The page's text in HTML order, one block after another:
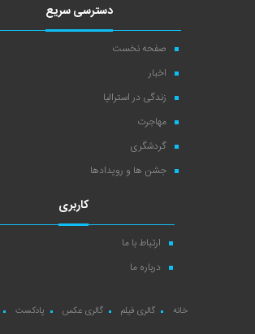
دسترسی سریع
صفحه نخست
اخبار
زندگی در استرالیا
مهاجرت
گردشگری
جشن ها و رویدادها
کاربری
ارتباط با ما
درباره ما
خانه گالری فیلم گالری عکس پادکست